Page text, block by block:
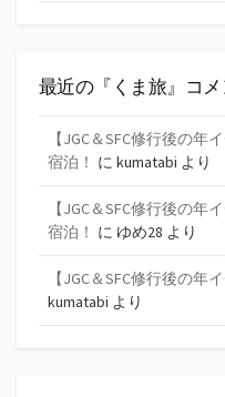
最近の『くま旅』コメ
【JGC＆SFC修行後の年
宿泊！ に kumatabi より
【JGC＆SFC修行後の年
宿泊！ に ゆめ28 より
【JGC＆SFC修行後の年
kumatabi より